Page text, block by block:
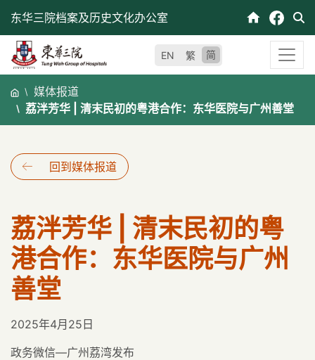
东华三院档案及历史文化办公室
EN 繁 简
媒体报道
荔泮芳华 | 清末民初的粤港合作：东华医院与广州善堂
回到媒体报道
荔泮芳华 | 清末民初的粤
港合作：东华医院与广州
善堂
2025年4月25日
政务微信—广州荔湾发布